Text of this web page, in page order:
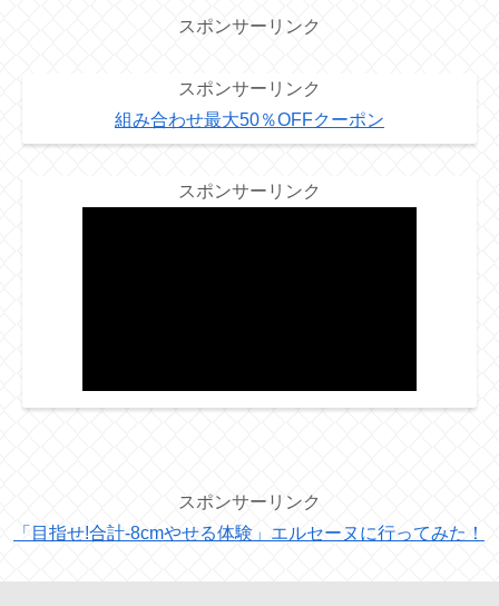
スポンサーリンク
スポンサーリンク
組み合わせ最大50％OFFクーポン
スポンサーリンク
スポンサーリンク
「目指せ!合計-8cmやせる体験」エルセーヌに行ってみた！